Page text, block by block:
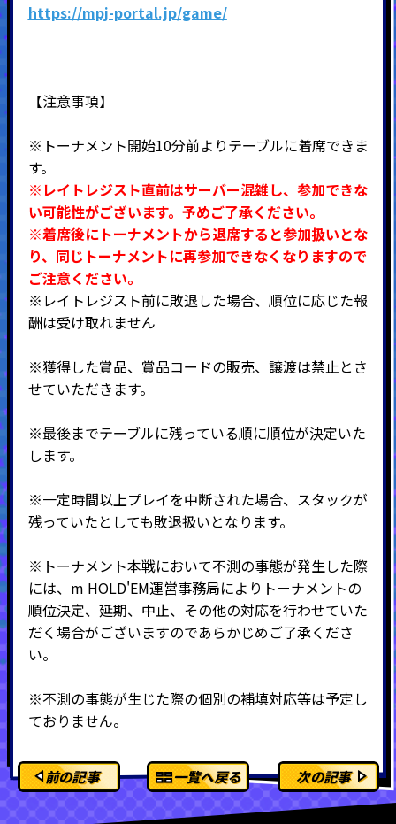
https://mpj-portal.jp/game/
【注意事項】
※トーナメント開始10分前よりテーブルに着席できま
す。
※レイトレジスト直前はサーバー混雑し、参加できな
い可能性がございます。予めご了承ください。
※着席後にトーナメントから退席すると参加扱いとな
り、同じトーナメントに再参加できなくなりますので
ご注意ください。
※レイトレジスト前に敗退した場合、順位に応じた報
酬は受け取れません
※獲得した賞品、賞品コードの販売、譲渡は禁止とさ
せていただきます。
※最後までテーブルに残っている順に順位が決定いた
します。
※一定時間以上プレイを中断された場合、スタックが
残っていたとしても敗退扱いとなります。
※トーナメント本戦において不測の事態が発生した際
には、m HOLD'EM運営事務局によりトーナメントの
順位決定、延期、中止、その他の対応を行わせていた
だく場合がございますのであらかじめご了承くださ
い。
※不測の事態が生じた際の個別の補填対応等は予定し
ておりません。
前の記事 一覧へ戻る 次の記事